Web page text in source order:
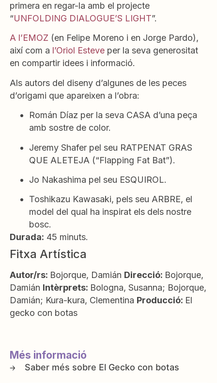
primera en regar-la amb el projecte
“UNFOLDING DIALOGUE’S LIGHT”.
A l’EMOZ (en Felipe Moreno i en Jorge Pardo),
així com a l’Oriol Esteve per la seva generositat
en compartir idees i informació.
Als autors del diseny d’algunes de les peces
d’origami que apareixen a l’obra:
Román Díaz per la seva CASA d’una peça
amb sostre de color.
Jeremy Shafer pel seu RATPENAT GRAS
QUE ALETEJA (“Flapping Fat Bat”).
Jo Nakashima pel seu ESQUIROL.
Toshikazu Kawasaki, pels seu ARBRE, el
model del qual ha inspirat els dels nostre
bosc.
Durada: 45 minuts.
Fitxa Artística
Autor/rs: Bojorque, Damián Direcció: Bojorque,
Damián Intèrprets: Bologna, Susanna; Bojorque,
Damián; Kura-kura, Clementina Producció: El
gecko con botas
Més informació
El Gecko con botas